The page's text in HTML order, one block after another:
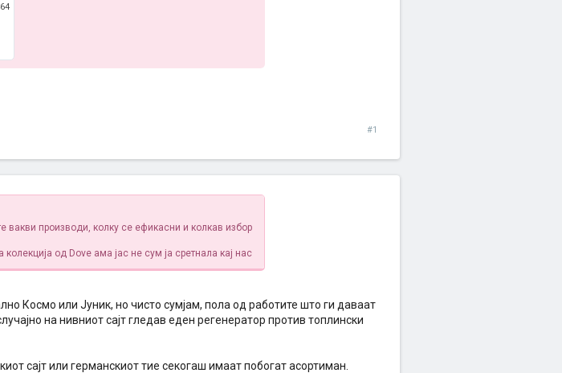
#1
вакви производи, колку се ефикасни и колкав избор
од Dove ама јас не сум ја сретнала кај нас
Космо или Јуник, но чисто сумјам, пола од работите што ги даваат
на нивниот сајт гледав еден регенератор против топлински
сајт или германскиот тие секогаш имаат побогат асортиман.